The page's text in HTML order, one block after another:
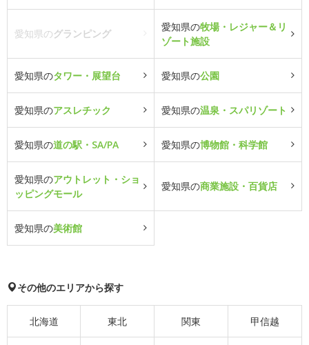
愛知県のグランピング
愛知県の牧場・レジャー＆リ
ゾート施設
愛知県のタワー・展望台 愛知県の公園
愛知県のアスレチック 愛知県の温泉・スパリゾート
愛知県の道の駅・SA/PA 愛知県の博物館・科学館
愛知県のアウトレット・ショ
ッピングモール
愛知県の商業施設・百貨店
愛知県の美術館
その他のエリアから探す
北海道 東北 関東 甲信越